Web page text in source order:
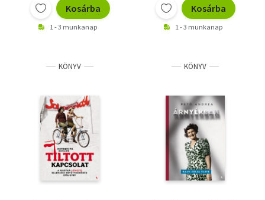
Kosárba
1 - 3 munkanap
Kosárba
1 - 3 munkanap
KÖNYV KÖNYV